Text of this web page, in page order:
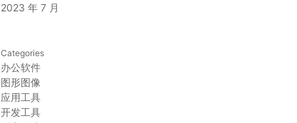
2023 年 7 月
Categories
办公软件
图形图像
应用工具
开发工具